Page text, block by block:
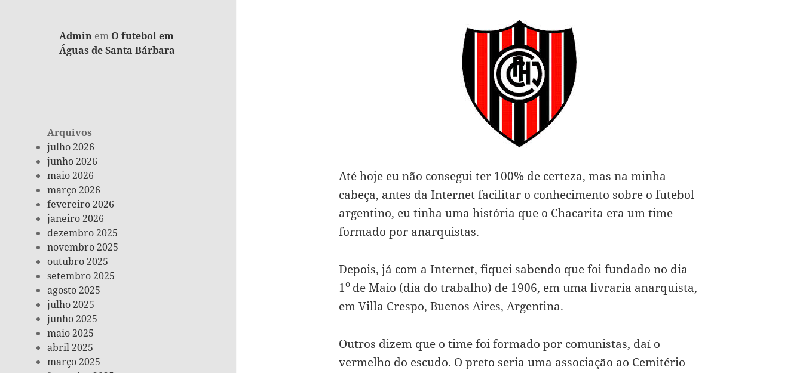
Admin em O futebol em
Águas de Santa Bárbara
Arquivos
julho 2026
junho 2026
maio 2026
março 2026
fevereiro 2026
janeiro 2026
dezembro 2025
novembro 2025
outubro 2025
setembro 2025
agosto 2025
julho 2025
junho 2025
maio 2025
abril 2025
março 2025
Até hoje eu não consegui ter 100% de certeza, mas na minha
cabeça, antes da Internet facilitar o conhecimento sobre o futebol
argentino, eu tinha uma história que o Chacarita era um time
formado por anarquistas.
Depois, já com a Internet, fiquei sabendo que foi fundado no dia
1o de Maio (dia do trabalho) de 1906, em uma livraria anarquista,
em Villa Crespo, Buenos Aires, Argentina.
Outros dizem que o time foi formado por comunistas, daí o
vermelho do escudo. O preto seria uma associação ao Cemitério